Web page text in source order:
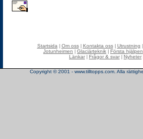
Startsida| Om oss| Kontakta oss| Utrustning
Jotunheimen
Glaciärteknik Första hjälpen
Länkar
Frågor & svar Nyheter
Copyright © 2001 - www.tilltopps.com. Alla